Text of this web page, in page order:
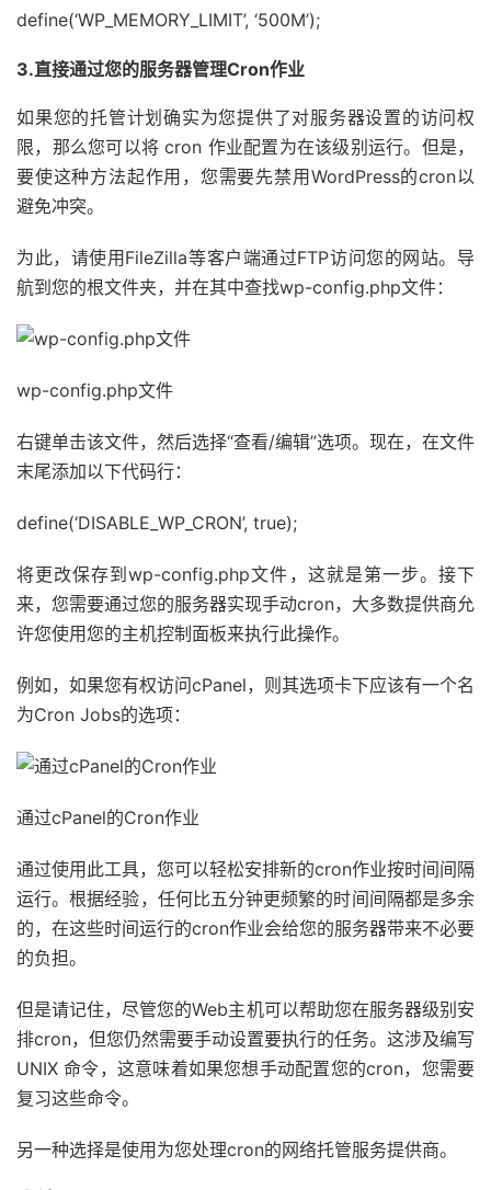
define(‘WP_MEMORY_LIMIT’, ‘500M’);
3.直接通过您的服务器管理Cron作业
如果您的托管计划确实为您提供了对服务器设置的访问权
限，那么您可以将 cron 作业配置为在该级别运行。但是，
要使这种方法起作用，您需要先禁用WordPress的cron以
避免冲突。
为此，请使用FileZilla等客户端通过FTP访问您的网站。导
航到您的根文件夹，并在其中查找wp-config.php文件：
wp-config.php文件
右键单击该文件，然后选择“查看/编辑”选项。现在，在文件
末尾添加以下代码行：
define(‘DISABLE_WP_CRON’, true);
将更改保存到wp-config.php文件，这就是第一步。接下
来，您需要通过您的服务器实现手动cron，大多数提供商允
许您使用您的主机控制面板来执行此操作。
例如，如果您有权访问cPanel，则其选项卡下应该有一个名
为Cron Jobs的选项：
通过cPanel的Cron作业
通过使用此工具，您可以轻松安排新的cron作业按时间间隔
运行。根据经验，任何比五分钟更频繁的时间间隔都是多余
的，在这些时间运行的cron作业会给您的服务器带来不必要
的负担。
但是请记住，尽管您的Web主机可以帮助您在服务器级别安
排cron，但您仍然需要手动设置要执行的任务。这涉及编写
UNIX 命令，这意味着如果您想手动配置您的cron，您需要
复习这些命令。
另一种选择是使用为您处理cron的网络托管服务提供商。